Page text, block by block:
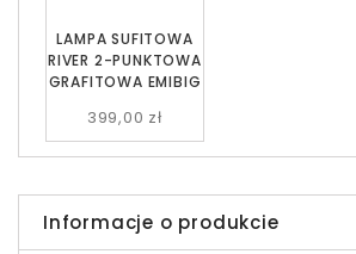
LAMPA SUFITOWA
RIVER 2-PUNKTOWA
GRAFITOWA EMIBIG
399,00 zł
Informacje o produkcie